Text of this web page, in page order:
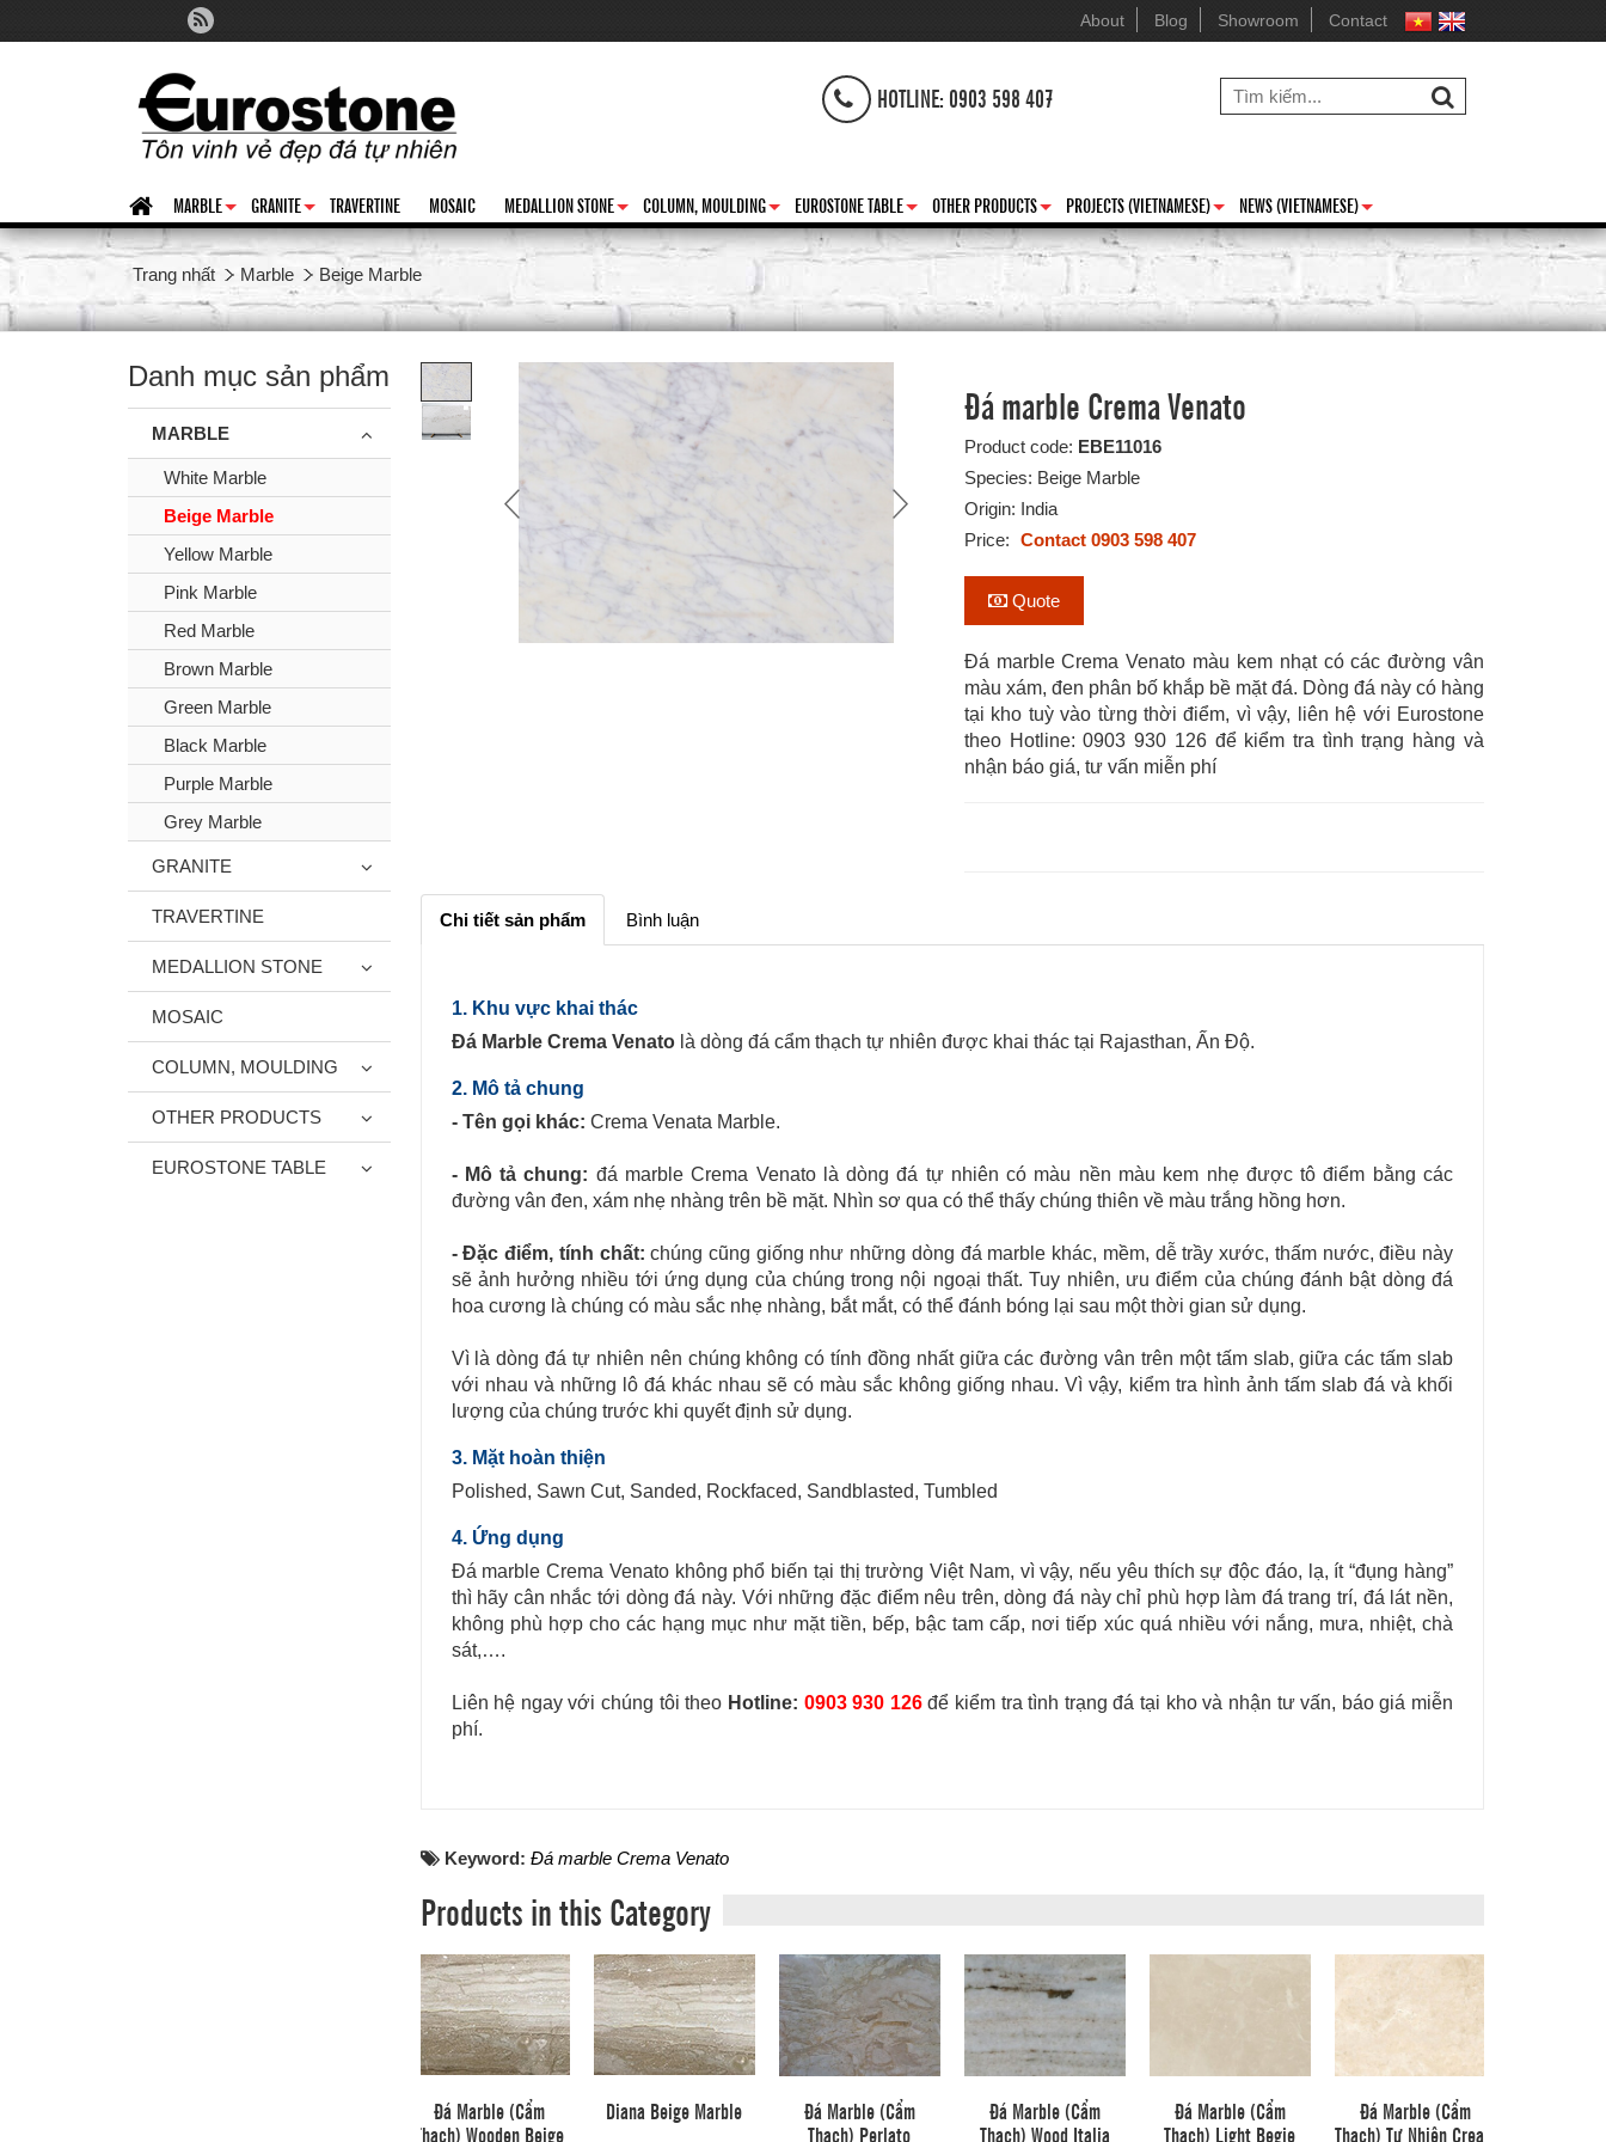
About Blog Showroom Contact
HOTLINE: 0903 598 407
+
MARBLE
+
GRANITE TRAVERTINE MOSAIC
+
MEDALLION STONE
+
COLUMN, MOULDING
+
EUROSTONE TABLE
+
OTHER PRODUCTS
+
PROJECTS (VIETNAMESE)
+
NEWS (VIETNAMESE)
Trang nhất Marble Beige Marble
Đá marble Crema Venato
Product code: EBE11016
Species: Beige Marble
Origin: India
Price: Contact 0903 598 407
Quote
Đá marble Crema Venato màu kem nhạt có các đường vân
màu xám, đen phân bố khắp bề mặt đá. Dòng đá này có hàng
tại kho tuỳ vào từng thời điểm, vì vậy, liên hệ với Eurostone
theo Hotline: 0903 930 126 để kiểm tra tình trạng hàng và
nhận báo giá, tư vấn miễn phí
Chi tiết sản phẩm Bình luận
1. Khu vực khai thác
Đá Marble Crema Venatolà dòng đá cẩm thạch tự nhiên được khai thác tại Rajasthan, Ấn Độ.
2. Mô tả chung
- Tên gọi khác: Crema Venata Marble.
- Mô tả chung: đá marble Crema Venato là dòng đá tự nhiên có màu nền màu kem nhẹ được tô điểm bằng các
đường vân đen, xám nhẹ nhàng trên bề mặt. Nhìn sơ qua có thể thấy chúng thiên về màu trắng hồng hơn.
- Đặc điểm, tính chất: chúng cũng giống như những dòng đá marble khác, mềm, dễ trầy xước, thấm nước, điều này
sẽ ảnh hưởng nhiều tới ứng dụng của chúng trong nội ngoại thất. Tuy nhiên, ưu điểm của chúng đánh bật dòng đá
hoa cương là chúng có màu sắc nhẹ nhàng, bắt mắt, có thể đánh bóng lại sau một thời gian sử dụng.
Vì là dòng đá tự nhiên nên chúng không có tính đồng nhất giữa các đường vân trên một tấm slab, giữa các tấm slab
với nhau và những lô đá khác nhau sẽ có màu sắc không giống nhau. Vì vậy, kiểm tra hình ảnh tấm slab đá và khối
lượng của chúng trước khi quyết định sử dụng.
3. Mặt hoàn thiện
Polished, Sawn Cut, Sanded, Rockfaced, Sandblasted, Tumbled
4. Ứng dụng
Đá marble Crema Venato không phổ biến tại thị trường Việt Nam, vì vậy, nếu yêu thích sự độc đáo, lạ, ít “đụng hàng”
thì hãy cân nhắc tới dòng đá này. Với những đặc điểm nêu trên, dòng đá này chỉ phù hợp làm đá trang trí, đá lát nền,
không phù hợp cho các hạng mục như mặt tiền, bếp, bậc tam cấp, nơi tiếp xúc quá nhiều với nắng, mưa, nhiệt, chà
sát,….
Liên hệ ngay với chúng tôi theo Hotline: 0903 930 126để kiểm tra tình trạng đá tại kho và nhận tư vấn, báo giá miễn
phí.
Keyword: Đá marble Crema Venato
Products in this Category
Đá Marble (Cẩm
Thạch) Wooden Beige
Diana Beige Marble
Đá Marble (Cẩm
Thạch) Perlato
Đá Marble (Cẩm
Thạch) Wood Italia
Đá Marble (Cẩm
Thạch) Light Begie
Đá Marble (Cẩm
Thạch) Tự Nhiên Cream
Danh mục sản phẩm
MARBLE
White Marble
Beige Marble
Yellow Marble
Pink Marble
Red Marble
Brown Marble
Green Marble
Black Marble
Purple Marble
Grey Marble
GRANITE
TRAVERTINE
MEDALLION STONE
MOSAIC
COLUMN, MOULDING
OTHER PRODUCTS
EUROSTONE TABLE